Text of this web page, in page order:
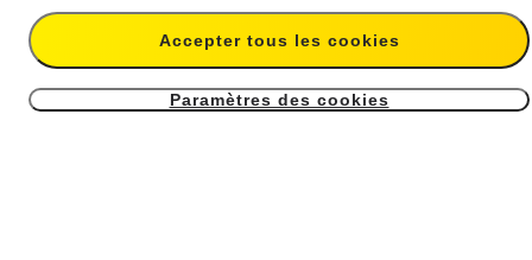
X4
56,99 € 44,99 €
Accepter tous les cookies
Paramètres des cookies